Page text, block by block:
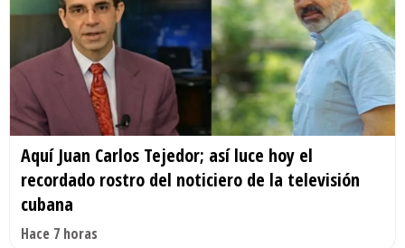
Aquí Juan Carlos Tejedor; así luce hoy el
recordado rostro del noticiero de la televisión
cubana
Hace 7 horas